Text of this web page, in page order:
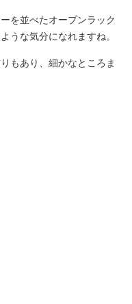
を並べたオープンラック
うな気分になれますね。
もあり、細かなところま